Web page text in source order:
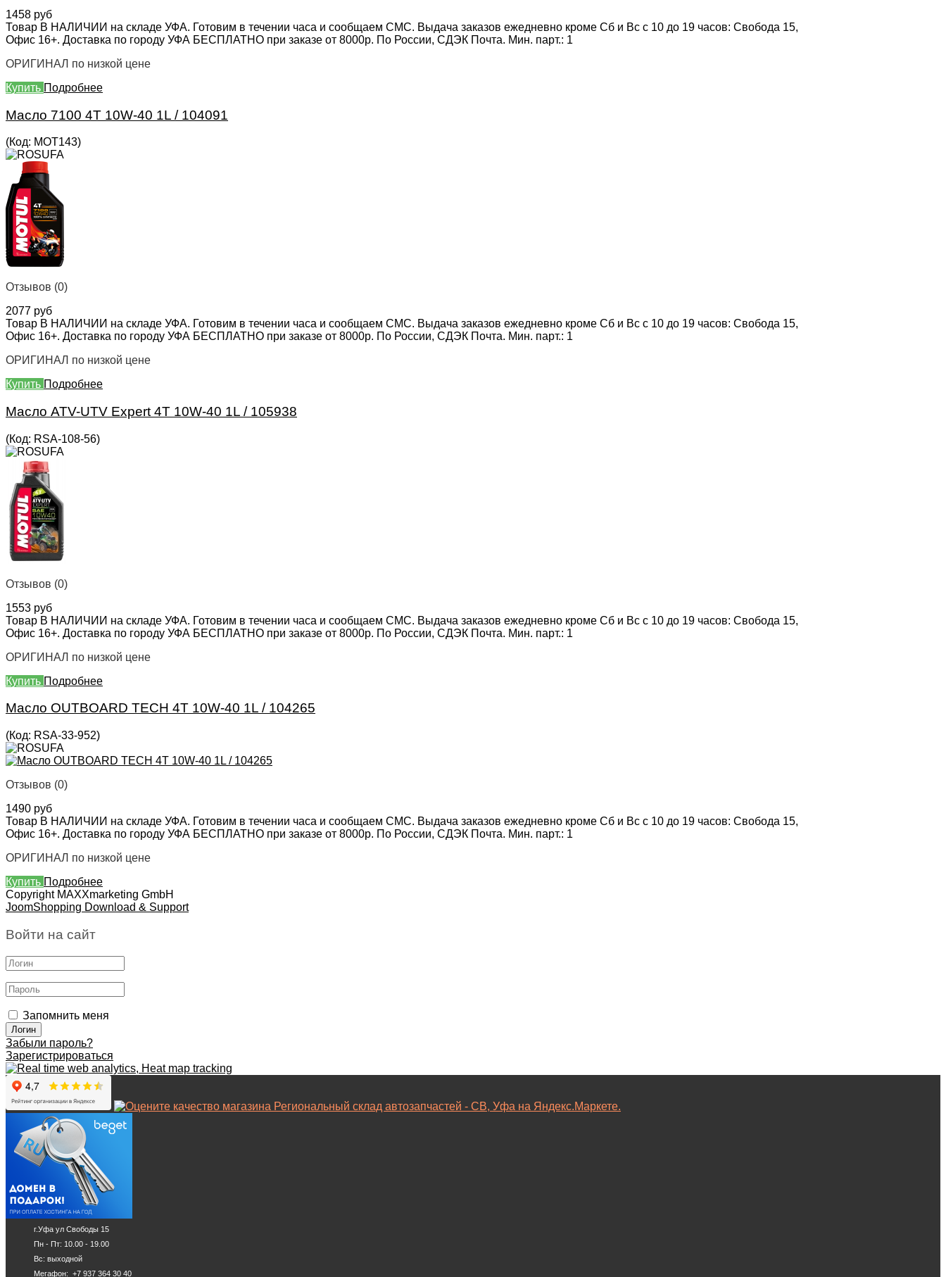
1458 руб
Товар В НАЛИЧИИ на складе УФА. Готовим в течении часа и сообщаем СМС. Выдача заказов ежедневно кроме Сб и Вс с 10 до 19 часов: Свобода 15,
Офис 16+. Доставка по городу УФА БЕСПЛАТНО при заказе от 8000р. По России, СДЭК Почта. Мин. парт.: 1
ОРИГИНАЛ по низкой цене
Купить Подробнее
Масло 7100 4T 10W-40 1L / 104091
(Код: MOT143)
Отзывов (0)
2077 руб
Товар В НАЛИЧИИ на складе УФА. Готовим в течении часа и сообщаем СМС. Выдача заказов ежедневно кроме Сб и Вс с 10 до 19 часов: Свобода 15,
Офис 16+. Доставка по городу УФА БЕСПЛАТНО при заказе от 8000р. По России, СДЭК Почта. Мин. парт.: 1
ОРИГИНАЛ по низкой цене
Купить Подробнее
Масло ATV-UTV Expert 4T 10W-40 1L / 105938
(Код: RSA-108-56)
Отзывов (0)
1553 руб
Товар В НАЛИЧИИ на складе УФА. Готовим в течении часа и сообщаем СМС. Выдача заказов ежедневно кроме Сб и Вс с 10 до 19 часов: Свобода 15,
Офис 16+. Доставка по городу УФА БЕСПЛАТНО при заказе от 8000р. По России, СДЭК Почта. Мин. парт.: 1
ОРИГИНАЛ по низкой цене
Купить Подробнее
Масло OUTBOARD TECH 4T 10W-40 1L / 104265
(Код: RSA-33-952)
Отзывов (0)
1490 руб
Товар В НАЛИЧИИ на складе УФА. Готовим в течении часа и сообщаем СМС. Выдача заказов ежедневно кроме Сб и Вс с 10 до 19 часов: Свобода 15,
Офис 16+. Доставка по городу УФА БЕСПЛАТНО при заказе от 8000р. По России, СДЭК Почта. Мин. парт.: 1
ОРИГИНАЛ по низкой цене
Купить Подробнее
Copyright MAXXmarketing GmbH
JoomShopping Download & Support
Войти на сайт
Запомнить меня
Забыли пароль?
Зарегистрироваться
г.Уфа ул Свободы 15
Пн - Пт: 10.00 - 19.00
Вс: выходной
Мегафон: +7 937 364 30 40